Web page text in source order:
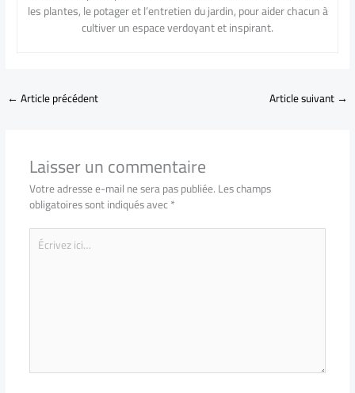
les plantes, le potager et l’entretien du jardin, pour aider chacun à
cultiver un espace verdoyant et inspirant.
←Article précédent Article suivant→
Laisser un commentaire
Votre adresse e-mail ne sera pas publiée.Les champs
obligatoires sont indiqués avec*
Écrivez
ici…